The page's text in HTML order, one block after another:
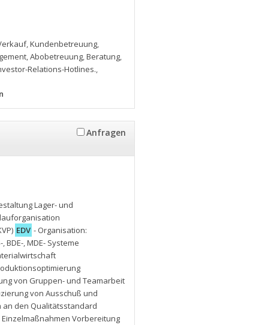
,Kundenbetreuung,
,Abobetreuung,Beratung,
Relations-Hotlines.,
Anfragen
Lager- und
EDV - Organisation:
,BDE-,MDE- Systeme
von Gruppen- und Teamarbeit
von Ausschuß und
den Qualitätsstandard
Vorbereitung